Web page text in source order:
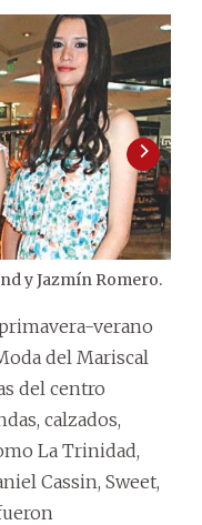
y Jazmín Romero.
verano
del Mariscal
del centro
calzados,
La Trinidad,
Cassin, Sweet,